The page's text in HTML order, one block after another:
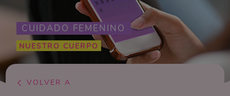
CUIDADO FEMENINO
NUESTRO CUERPO
VOLVER A